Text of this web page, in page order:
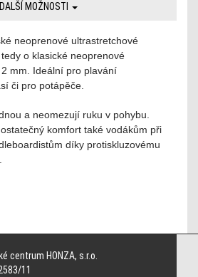
DALŠÍ MOŽNOSTI
neoprenové ultrastretchové
o klasické neoprenové
mm. Ideální pro plavání
či pro potápěče.
a neomezují ruku v pohybu.
komfort také vodákům při
díky protiskluzovému
Lions jerseys Green Bay Packers jerseys
Colts jerseys
centrum HONZA, s.r.o.
11